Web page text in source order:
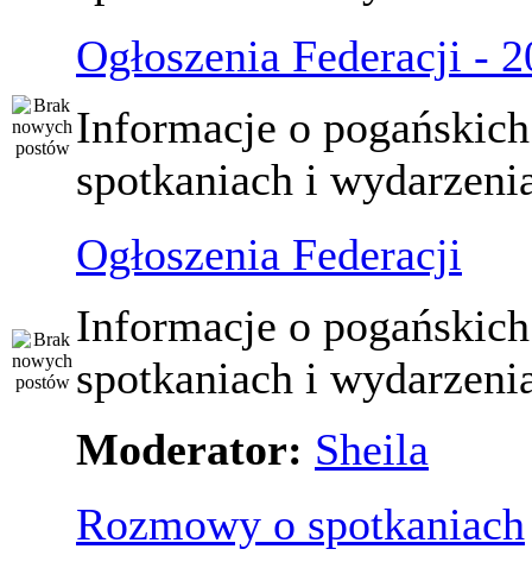
Ogłoszenia Federacji -
Informacje o pogańskich
spotkaniach i
Ogłoszenia Federacji
Informacje o pogańskich
spotkaniach i
Moderator: Sheila
Rozmowy o spotkaniach